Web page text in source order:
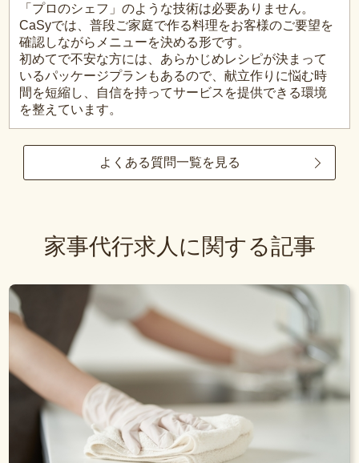
「プロのシェフ」のような技術は必要ありません。
CaSyでは、普段ご家庭で作る料理をお客様のご要望を
確認しながらメニューを決める形です。
初めてで不安な方には、あらかじめレシピが決まって
いるパッケージプランもあるので、献立作りに悩む時
間を短縮し、自信を持ってサービスを提供できる環境
を整えています。
よくある質問一覧を見る
家事代行求人に関する記事